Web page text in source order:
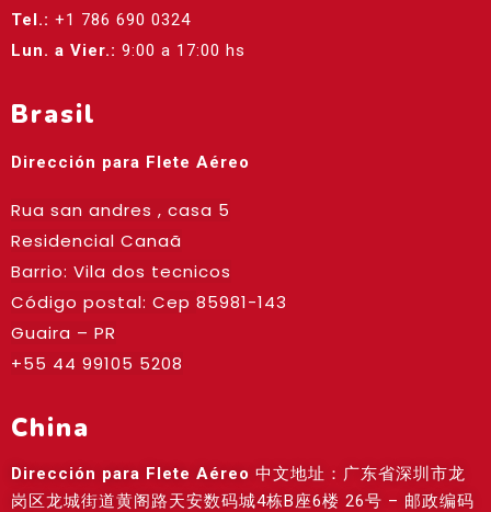
Tel.: +1 786 690 0324
Lun. a Vier.: 9:00 a 17:00 hs
Brasil
Dirección para Flete Aéreo
Rua san andres , casa 5
Residencial Canaã
Barrio: Vila dos tecnicos
Código postal: Cep 85981-143
Guaira – PR
+55 44 99105 5208
China
Dirección para Flete Aéreo 中文地址：广东省深圳市龙
岗区龙城街道黄阁路天安数码城4栋B座6楼 26号 – 邮政编码